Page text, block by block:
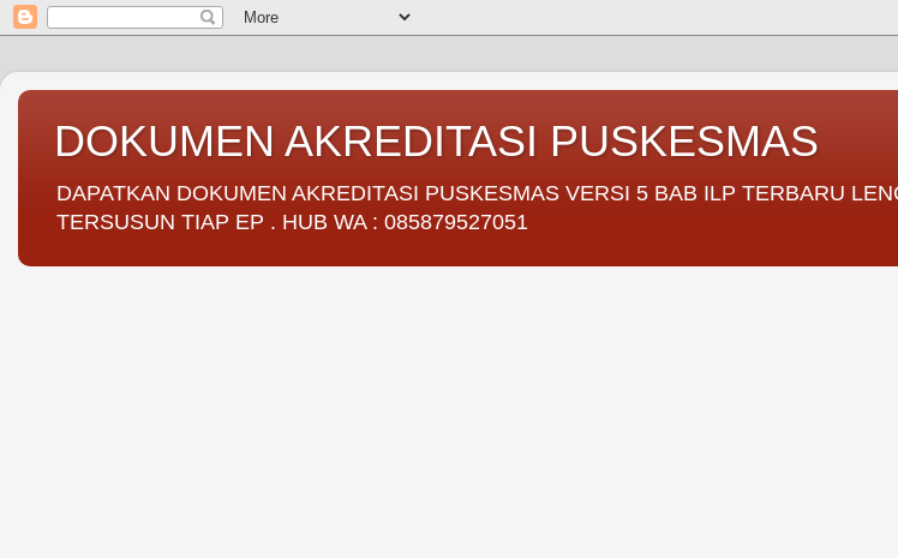
DOKUMEN AKREDITASI PUSKESMAS
DAPATKAN DOKUMEN AKREDITASI PUSKESMAS VERSI 5 BAB ILP TERBARU
TERSUSUN TIAP EP . HUB WA : 085879527051